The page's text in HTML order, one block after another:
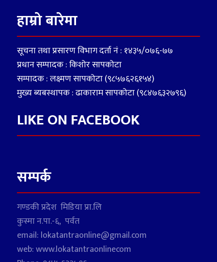
हाम्रो बारेमा
सूचना तथा प्रसारण विभाग दर्ता नं : १४३५/०७६-७७
प्रधान सम्पादक : किशोर सापकोटा
सम्पादक : लक्ष्मण सापकोटा (९८५७६२६१५४)
मुख्य ब्यबस्थापक : ढाकाराम सापकोटा (९८४७६३२७९६)
LIKE ON FACEBOOK
सम्पर्क
गण्डकी प्रदेश मिडिया प्रा.लि
कुस्मा न.पा.-६, पर्वत
email: lokatantraonline@gmail.com
web: www.lokatantraonlinecom